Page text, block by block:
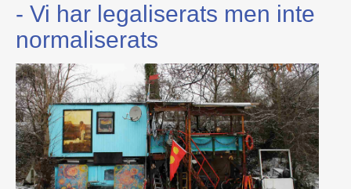
- Vi har legaliserats men inte
normaliserats